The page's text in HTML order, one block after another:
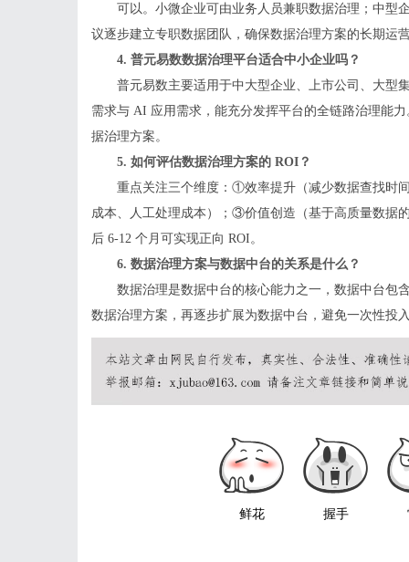
可以。小微企业可由业务人员兼职数据治理；中型
议逐步建立专职数据团队，确保数据治理方案的长期运
4. 普元易数数据治理平台适合中小企业吗？
普元易数主要适用于中大型企业、上市公司、大型
需求与 AI 应用需求，能充分发挥平台的全链路治理能
据治理方案。
5. 如何评估数据治理方案的 ROI？
重点关注三个维度：①效率提升（减少数据查找时
成本、人工处理成本）；③价值创造（基于高质量数据
后 6-12 个月可实现正向 ROI。
6. 数据治理方案与数据中台的关系是什么？
数据治理是数据中台的核心能力之一，数据中台包
数据治理方案，再逐步扩展为数据中台，避免一次性投
鲜花 握手